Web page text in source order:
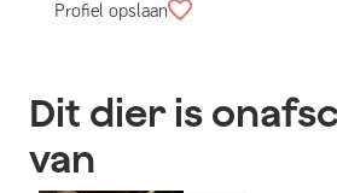
Profiel opslaan
Dit dier is
van